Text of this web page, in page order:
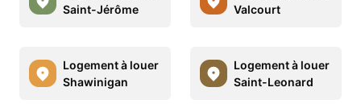
Saint-Jérôme
Valcourt
Logement à louer
Shawinigan
Logement à louer
Saint-Leonard